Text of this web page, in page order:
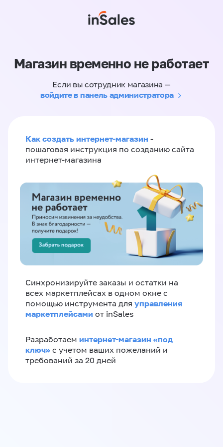
Магазин временно не работает
Если вы сотрудник магазина —
войдите в панель администратора
Как создать интернет-магазин -
пошаговая инструкция по созданию сайта
интернет-магазина
Синхронизируйте заказы и остатки на
всех маркетплейсах в одном окне с
помощью инструмента для управления
маркетплейсами от inSales
Разработаем интернет-магазин «‎под
ключ»‎ с учетом ваших пожеланий и
требований за 20 дней